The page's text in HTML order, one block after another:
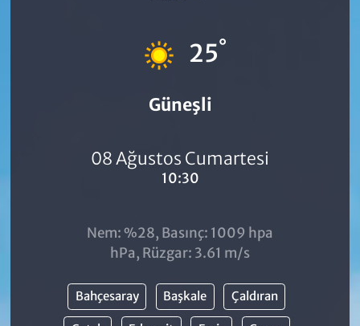
25°
Güneşli
08 Ağustos Cumartesi
10:30
Nem: %28, Basınç: 1009 hpa
hPa, Rüzgar: 3.61 m/s
Bahçesaray Başkale Çaldıran